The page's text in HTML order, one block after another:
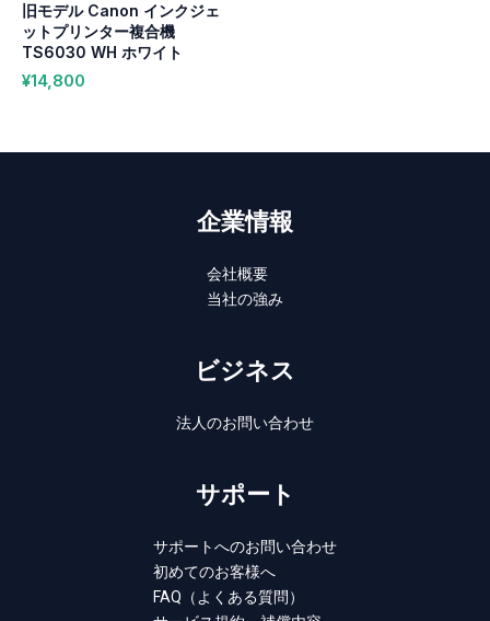
旧モデル Canon インクジェ
ットプリンター複合機
TS6030 WH ホワイト
¥14,800
企業情報
会社概要
当社の強み
ビジネス
法人のお問い合わせ
サポート
サポートへのお問い合わせ
初めてのお客様へ
FAQ（よくある質問）